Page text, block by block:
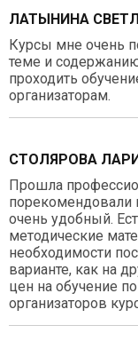
ЛАТЫНИНА
Курсы мне очень
теме и
проходить
организаторам.
СТОЛЯРОВА
Прошла
порекомендовали
очень удобный.
методические
необходимости
варианте, как на
цен на обучение
организаторов